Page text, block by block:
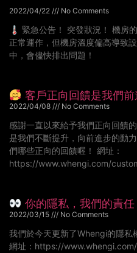
2022/04/22 No Comments
🌡 緊急公告！ 突發狀況！ 機房
正常運作，但機房溫度偏高導致
中，會儘快排出問題！
客戶正向回饋是我們前
2022/04/08 No Comments
感謝一直以來給予我們正向回饋
是我們不斷提升，向前進步的動
們哪些正向的回饋喔！ 網址：
https://www.whengi.com/
你的隱私，我們的責任
2022/03/15 No Comments
我們於今天更新了Whengi的隱私
網址：https://